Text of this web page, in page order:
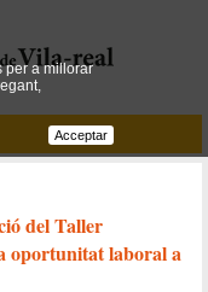
del Taller
oportunitat laboral a
per a millorar
Acceptar